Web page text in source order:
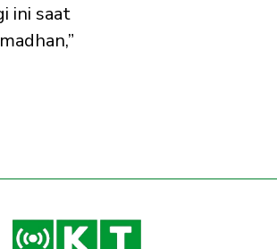
ini saat